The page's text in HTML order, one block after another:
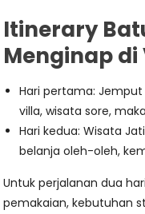
Itinerary
Menginap di
Hari pertama:
villa, wisata sore,
Hari kedua: Wisata
belanja oleh-oleh,
Untuk perjalanan dua
pemakaian, kebutuhan